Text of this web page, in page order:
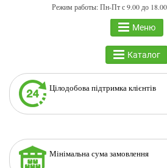
Режим работы: Пн-Пт с 9.00 до
Меню
Каталог
Цілодобова підтримка
Мінімальна сума